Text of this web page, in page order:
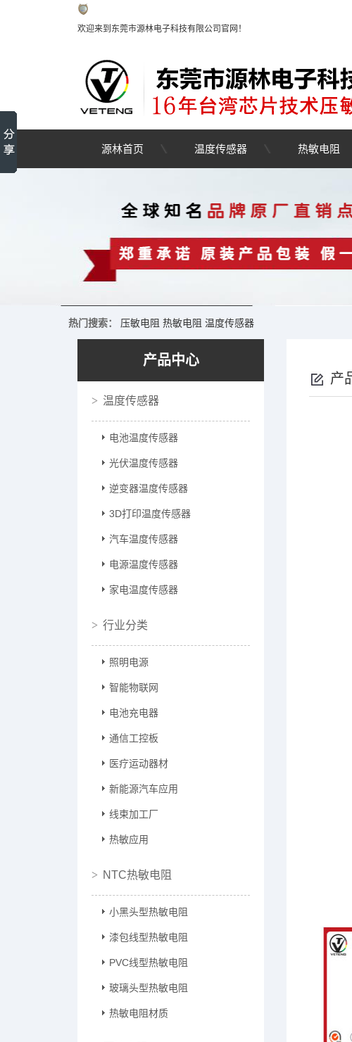
欢迎来到东莞市源林电子科技有限公司官网！
源林首页 温度传感器 热敏电阻
热门搜索： 压敏电阻 热敏电阻 温度传感器
产品中心
温度传感器
电池温度传感器
光伏温度传感器
逆变器温度传感器
3D打印温度传感器
汽车温度传感器
电源温度传感器
家电温度传感器
行业分类
照明电源
智能物联网
电池充电器
通信工控板
医疗运动器材
新能源汽车应用
线束加工厂
热敏应用
NTC热敏电阻
小黑头型热敏电阻
漆包线型热敏电阻
PVC线型热敏电阻
玻璃头型热敏电阻
热敏电阻材质
产